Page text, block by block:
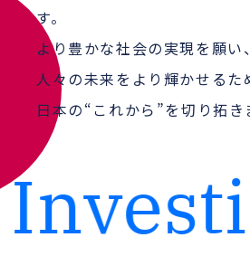
す。
より豊かな社会の実現を願い、
人々の未来をより輝かせるた
日本の“これから”を切り拓き